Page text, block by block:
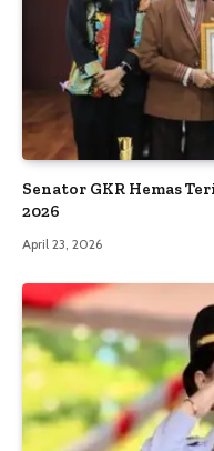
Senator GKR Hemas
2026
April 23, 2026